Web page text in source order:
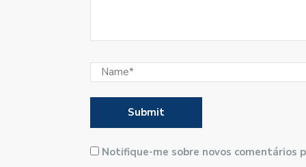
Notifique-me sobre novos comentários